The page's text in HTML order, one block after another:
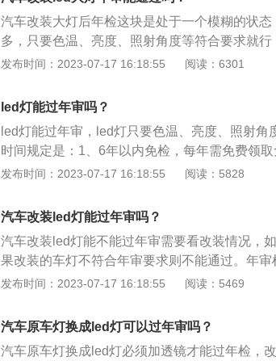
格车辆，应限期修复，逾期仍不合格，车管所
驶；无故不参加年检或年检不合格的车辆，不准
合报废条件或使用超过规定年限的车辆，不予
以报废。
汽车改装大灯后年检这块是处于一个模糊的状
多，只要色温、亮度、照射角度等符合要求就
有不利于行车安全的因素存在就不会影响年审。
的保障检测。2、在灯光方面年审有对灯光颜色
右合适，要有中心聚光焦点，设备检测的也是
不会通过。
发布时间：2023-07-17 16:18:55 阅读：6301
led灯能过年审吗？
led灯能过年审，led灯只要色温、亮度、照射角
时间规定是：1、6年以内免检，每年需免费领
3、15年以上半年1审；4、6年以内发生事故的
检测、灯光检测、制动检测，车辆年审可以起到
强汽车的维护保养，减少交通事故的发生的作用
发布时间：2023-07-17 16:18:55 阅读：5828
汽车改装led灯能过年审吗？
汽车改装led灯能不能过年审需要看改装情况，
果改装的车灯不符合年审要求则不能通过。年
下限，没有上限。近光限制不低于1050流明，
没有灯光散光射问题，不会影响对面司机行车安
泡如果加装透镜，也可以通过年审。
发布时间：2023-07-17 16:18:55 阅读：5469
汽车原车灯换成led灯可以过年审吗？
汽车原车灯换成led灯必须加透镜才能过年检，